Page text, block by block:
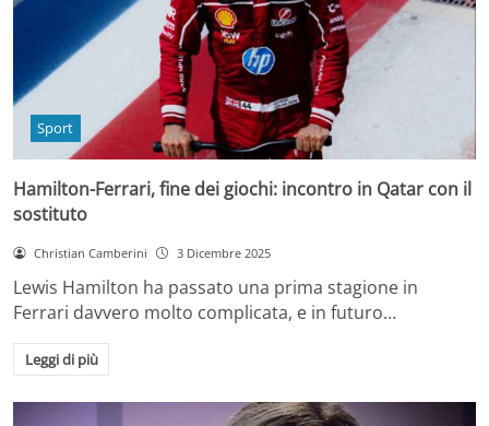
Sport
Hamilton-Ferrari, fine dei giochi: incontro in Qatar con il
sostituto
Christian Camberini 3 Dicembre 2025
Lewis Hamilton ha passato una prima stagione in
Ferrari davvero molto complicata, e in futuro…
Leggi di più